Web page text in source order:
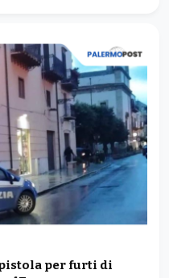
per furti di